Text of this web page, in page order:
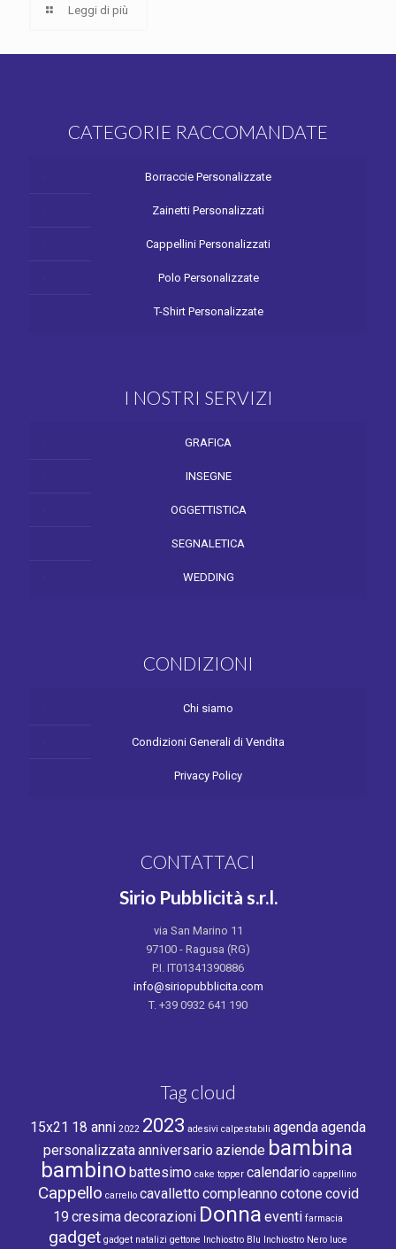
Leggi di più
CATEGORIE RACCOMANDATE
Borraccie Personalizzate
Zainetti Personalizzati
Cappellini Personalizzati
Polo Personalizzate
T-Shirt Personalizzate
I NOSTRI SERVIZI
GRAFICA
INSEGNE
OGGETTISTICA
SEGNALETICA
WEDDING
CONDIZIONI
Chi siamo
Condizioni Generali di Vendita
Privacy Policy
CONTATTACI
Sirio Pubblicità s.r.l.
via San Marino 11
97100 - Ragusa (RG)
P.I. IT01341390886
info@siriopubblicita.com
T. +39 0932 641 190
Tag cloud
15x21 18 anni 2022 2023 adesivi calpestabili agendaagenda
personalizzataanniversario aziende bambina
bambino battesimo cake topper calendario cappellino
Cappello carrello cavalletto compleanno cotone covid
19 cresimadecorazioni Donna eventi farmacia
gadget gadget natalizi gettone Inchiostro Blu Inchiostro Nero luce